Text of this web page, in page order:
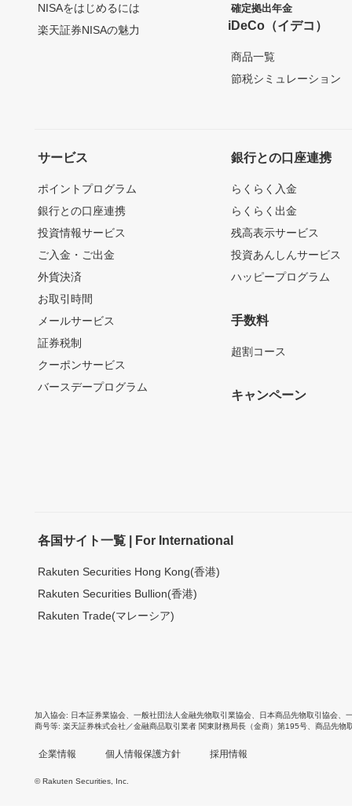
NISAをはじめるには
楽天証券NISAの魅力
確定拠出年金
iDeCo（イデコ）
商品一覧
節税シミュレーション
サービス
ポイントプログラム
銀行との口座連携
投資情報サービス
ご入金・ご出金
外貨決済
お取引時間
メールサービス
証券税制
クーポンサービス
バースデープログラム
銀行との口座連携
らくらく入金
らくらく出金
残高表示サービス
投資あんしんサービス
ハッピープログラム
手数料
超割コース
キャンペーン
各国サイト一覧 | For International
Rakuten Securities Hong Kong(香港)
Rakuten Securities Bullion(香港)
Rakuten Trade(マレーシア)
加入協会 日本証券業協会 一般社団法人金融先物取引業協会 日本商品先物取引協会
商号等 楽天証券株式会社／金融商品取引業者 関東財務局長（金商）第195号、商品先物
企業情報 個人情報保護方針 採用情報
© Rakuten Securities, Inc.